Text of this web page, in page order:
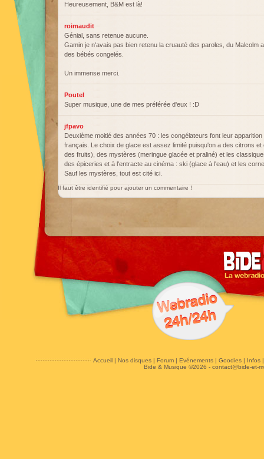
Heureusement, B&M est là!
roimaudit
Génial, sans retenue aucune.
Gamin je n'avais pas bien retenu la cruauté des paroles, du Malcolm
des bébés congelés.
Un immense merci.
Poutel
Super musique, une de mes préférée d'eux ! :D
jfpavo
Deuxième moitié des années 70 : les congélateurs font leur
français. Le choix de glace est assez limité puisqu'on a des citrons
des fruits), des mystères (meringue glacée et praliné) et les
des épiceries et à l'entracte au cinéma : ski (glace à l'eau) et les
Sauf les mystères, tout est cité ici.
Il faut être identifié pour ajouter un commentaire !
Accueil| Nos disques| Forum| Evénements| Goodies| Infos
Bide & Musique ©2026 - contact@bide-et-